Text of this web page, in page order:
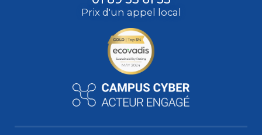
Prix d'un appel local